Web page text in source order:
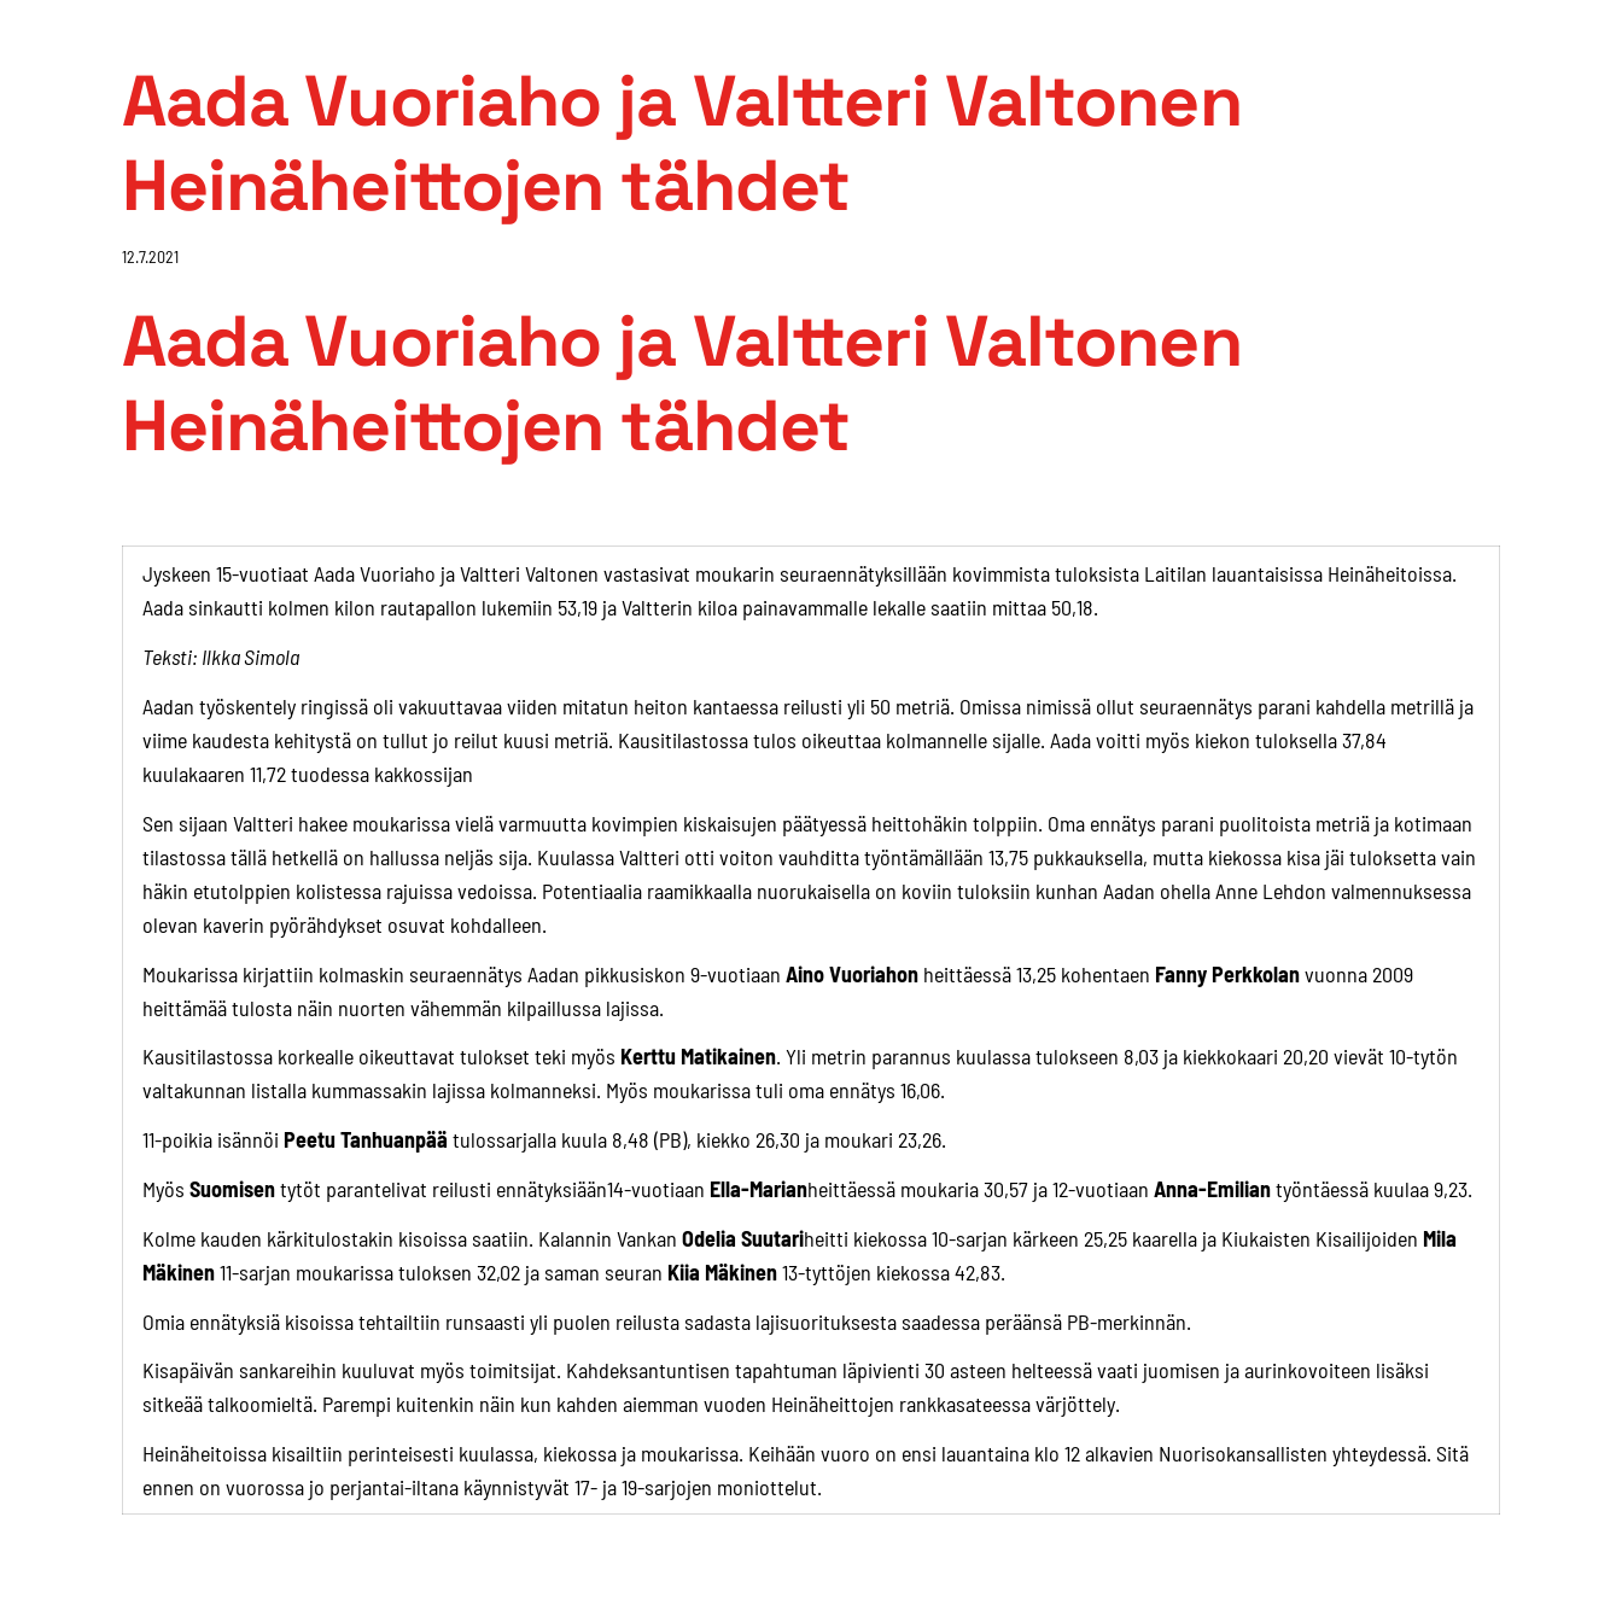
Aada Vuoriaho ja Valtteri Valtonen
Heinäheittojen tähdet
12.7.2021
Aada Vuoriaho ja Valtteri Valtonen
Heinäheittojen tähdet
Jyskeen 15-vuotiaat Aada Vuoriaho ja Valtteri Valtonen vastasivat moukarin seuraennätyksillään kovimmista tuloksista Laitilan lauantaisissa Heinäheitoissa.
Aada sinkautti kolmen kilon rautapallon lukemiin 53,19 ja Valtterin kiloa painavammalle lekalle saatiin mittaa 50,18.
Teksti: Ilkka Simola
Aadan työskentely ringissä oli vakuuttavaa viiden mitatun heiton kantaessa reilusti yli 50 metriä. Omissa nimissä ollut seuraennätys parani kahdella metrillä ja
viime kaudesta kehitystä on tullut jo reilut kuusi metriä. Kausitilastossa tulos oikeuttaa kolmannelle sijalle. Aada voitti myös kiekon tuloksella 37,84
kuulakaaren 11,72 tuodessa kakkossijan
Sen sijaan Valtteri hakee moukarissa vielä varmuutta kovimpien kiskaisujen päätyessä heittohäkin tolppiin. Oma ennätys parani puolitoista metriä ja kotimaan
tilastossa tällä hetkellä on hallussa neljäs sija. Kuulassa Valtteri otti voiton vauhditta työntämällään 13,75 pukkauksella, mutta kiekossa kisa jäi tuloksetta vain
häkin etutolppien kolistessa rajuissa vedoissa. Potentiaalia raamikkaalla nuorukaisella on koviin tuloksiin kunhan Aadan ohella Anne Lehdon valmennuksessa
olevan kaverin pyörähdykset osuvat kohdalleen.
Moukarissa kirjattiin kolmaskin seuraennätys Aadan pikkusiskon 9-vuotiaan Aino Vuoriahonheittäessä 13,25 kohentaen Fanny Perkkolanvuonna 2009
heittämää tulosta näin nuorten vähemmän kilpaillussa lajissa.
Kausitilastossa korkealle oikeuttavat tulokset teki myös Kerttu Matikainen. Yli metrin parannus kuulassa tulokseen 8,03 ja kiekkokaari 20,20 vievät 10-tytön
valtakunnan listalla kummassakin lajissa kolmanneksi. Myös moukarissa tuli oma ennätys 16,06.
11-poikia isännöi Peetu Tanhuanpää tulossarjalla kuula 8,48 (PB), kiekko 26,30 ja moukari 23,26.
Myös Suomisentytöt parantelivat reilusti ennätyksiään14-vuotiaan Ella-Marianheittäessä moukaria 30,57 ja 12-vuotiaan Anna-Emiliantyöntäessä kuulaa 9,23.
Kolme kauden kärkitulostakin kisoissa saatiin. Kalannin Vankan Odelia Suutariheitti kiekossa 10-sarjan kärkeen 25,25 kaarella ja Kiukaisten Kisailijoiden Mila
Mäkinen11-sarjan moukarissa tuloksen 32,02 ja saman seuran Kiia Mäkinen13-tyttöjen kiekossa 42,83.
Omia ennätyksiä kisoissa tehtailtiin runsaasti yli puolen reilusta sadasta lajisuorituksesta saadessa peräänsä PB-merkinnän.
Kisapäivän sankareihin kuuluvat myös toimitsijat. Kahdeksantuntisen tapahtuman läpivienti 30 asteen helteessä vaati juomisen ja aurinkovoiteen lisäksi
sitkeää talkoomieltä. Parempi kuitenkin näin kun kahden aiemman vuoden Heinäheittojen rankkasateessa värjöttely.
Heinäheitoissa kisailtiin perinteisesti kuulassa, kiekossa ja moukarissa. Keihään vuoro on ensi lauantaina klo 12 alkavien Nuorisokansallisten yhteydessä. Sitä
ennen on vuorossa jo perjantai-iltana käynnistyvät 17- ja 19-sarjojen moniottelut.